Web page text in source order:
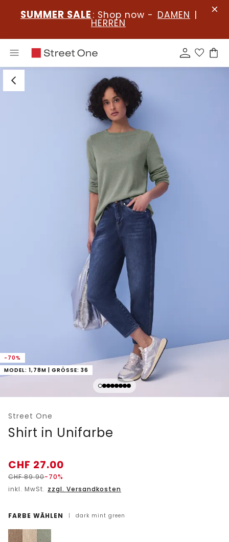
SUMMER SALE : Shop now - DAMEN |
HERREN
-70%
MODEL: 1,78M | GRÖSSE: 36
Street One
Shirt in Unifarbe
CHF 27.00
CHF89.90-70%
inkl. MwSt. zzgl. Versandkosten
FARBE WÄHLEN | dark mint green